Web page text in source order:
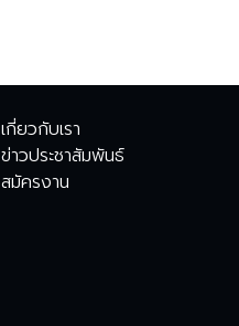
เกี่ยวกับเรา
ข่าวประชาสัมพันธ์
สมัครงาน